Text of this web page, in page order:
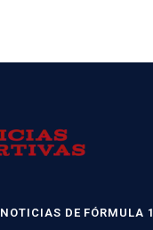
NOTICIAS DE FÓRMULA 1